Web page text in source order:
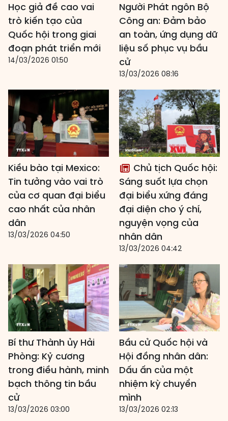
Học giả đề cao vai
trò kiến tạo của
Quốc hội trong giai
đoạn phát triển mới
14/03/2026 01:50
Người Phát ngôn Bộ
Công an: Đảm bảo
an toàn, ứng dụng dữ
liệu số phục vụ bầu
cử
13/03/2026 08:16
Kiều bào tại Mexico:
Tin tưởng vào vai trò
của cơ quan đại biểu
cao nhất của nhân
dân
13/03/2026 04:50
Chủ tịch Quốc hội:
Sáng suốt lựa chọn
đại biểu xứng đáng
đại diện cho ý chí,
nguyện vọng của
nhân dân
13/03/2026 04:42
Bí thư Thành ủy Hải
Phòng: Kỷ cương
trong điều hành, minh
bạch thông tin bầu
cử
13/03/2026 03:00
Bầu cử Quốc hội và
Hội đồng nhân dân:
Dấu ấn của một
nhiệm kỳ chuyển
mình
13/03/2026 02:13